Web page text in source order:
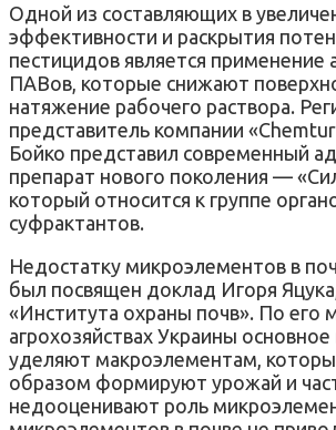
Одной из составляющих в
эффективности и раскрытия
пестицидов является применение
ПАВов, которые снижают
натяжение рабочего раствора.
представитель компании
Бойко представил современный
препарат нового поколения —
который относится к группе
суфрактантов.
Недостатку микроэлементов в
был посвящен доклад Игоря
«Института охраны почв». По его
агрохозяйствах Украины
уделяют макроэлементам,
образом формируют урожай и
недооценивают роль